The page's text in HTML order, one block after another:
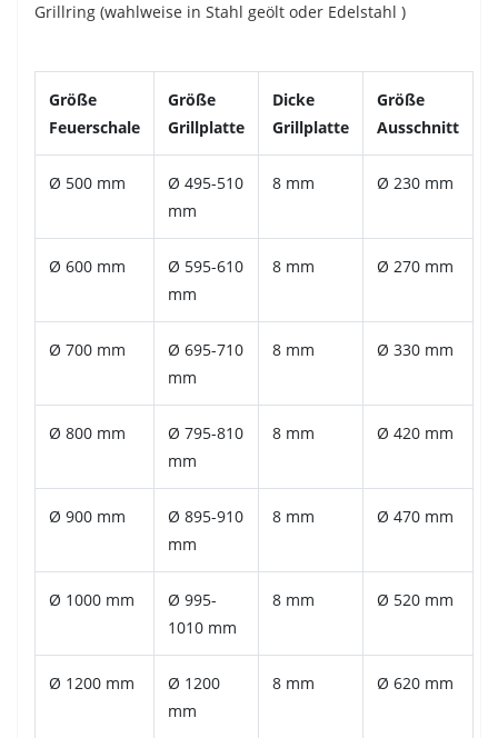
Grillring (wahlweise in Stahl geölt oder Edelstahl )
Größe
Feuerschale
Größe
Grillplatte
Dicke
Grillplatte
Größe
Ausschnitt
Ø 500 mm
Ø 495-510
mm
8 mm Ø 230 mm
Ø 600 mm
Ø 595-610
mm
8 mm Ø 270 mm
Ø 700 mm
Ø 695-710
mm
8 mm Ø 330 mm
Ø 800 mm
Ø 795-810
mm
8 mm Ø 420 mm
Ø 900 mm
Ø 895-910
mm
8 mm Ø 470 mm
Ø 1000 mm
Ø 995-
1010 mm
8 mm Ø 520 mm
Ø 1200 mm
Ø 1200
mm
8 mm Ø 620 mm